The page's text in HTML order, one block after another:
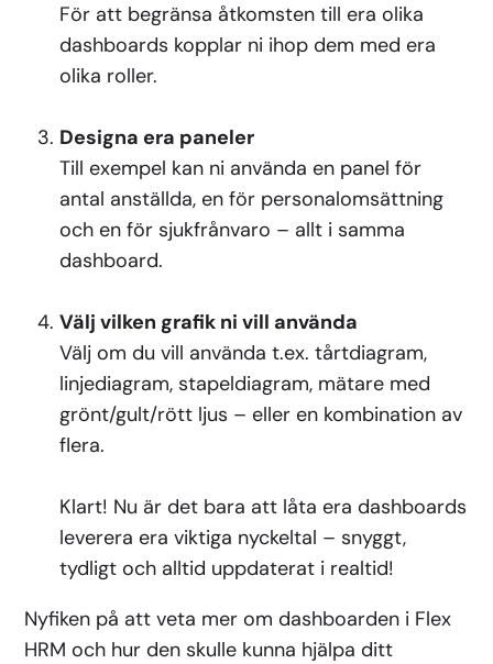
För att begränsa åtkomsten till era olika
dashboards kopplar ni ihop dem med era
olika roller.
Designa era paneler
Till exempel kan ni använda en panel för
antal anställda, en för personalomsättning
och en för sjukfrånvaro – allt i samma
dashboard.
Välj vilken grafik ni vill använda
Välj om du vill använda t.ex. tårtdiagram,
linjediagram, stapeldiagram, mätare med
grönt/gult/rött ljus – eller en kombination av
flera.
Klart! Nu är det bara att låta era dashboards
leverera era viktiga nyckeltal – snyggt,
tydligt och alltid uppdaterat i realtid!
Nyfiken på att veta mer om dashboarden i Flex
HRM och hur den skulle kunna hjälpa ditt